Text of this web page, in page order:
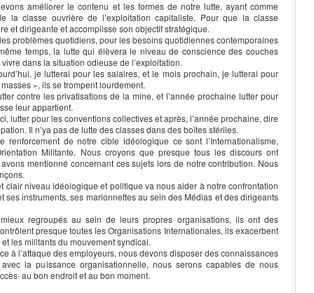
améliorer le contenu et les formes de notre lutte, ayant comme
la classe ouvrière de l’exploitation capitaliste. Pour que la classe
et dirigeante et accomplisse son objectif stratégique.
problèmes quotidiens, pour les besoins quotidiennes contemporaines
temps, la lutte qui élèvera le niveau de conscience des couches
dans la situation odieuse de l’exploitation.
je lutterai pour les salaires, et le mois prochain, je lutterai pour
», ils se trompent lourdement.
contre les privatisations de la mine, et l’année prochaine lutter pour
leur appartient.
lutter pour les conventions collectives et après, l’année prochaine, dire
Il n’ya pas de lutte des classes dans des boîtes stériles.
renforcement de notre cible idéologique ce sont l’Internationalisme,
Militante. Nous croyons que presque tous les discours ont
mentionné concernant ces sujets lors de notre contribution. Nous
clair niveau idéologique et politique va nous aider à notre confrontation
instruments, ses marionnettes au sein des Médias et des dirigeants
regroupés au sein de leurs propres organisations, ils ont des
presque toutes les Organisations Internationales, ils exacerbent
les militants du mouvement syndical.
à l’attaque des employeurs, nous devons disposer des connaissances
la puissance organisationnelle, nous serons capables de nous
au bon endroit et au bon moment.